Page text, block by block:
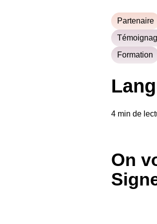
Partenaire
Formation
4 min de
On